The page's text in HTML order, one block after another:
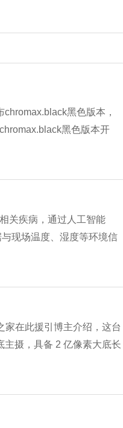
黑色版本，
黑色版本开
关疾病，通过人工智能
现场温度、湿度等环境信
家在此援引博主介绍，这台
摄，具备 2 亿像素大底长